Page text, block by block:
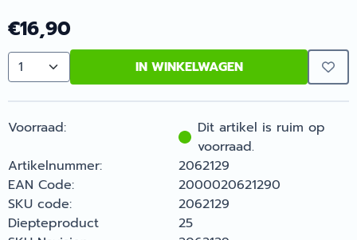
€16,90
Aantal IN WINKELWAGEN
Voorraad:
Dit artikel is ruim op
voorraad.
Artikelnummer:
2062129
EAN Code:
2000020621290
SKU code:
2062129
Diepteproduct
25